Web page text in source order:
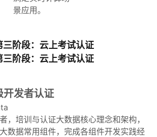
景应用。
三阶段：云上考试认证
三阶段：云上考试认证
开发者认证
，培训与认证大数据核心理念和架构，
数据常用组件，完成各组件开发实践经